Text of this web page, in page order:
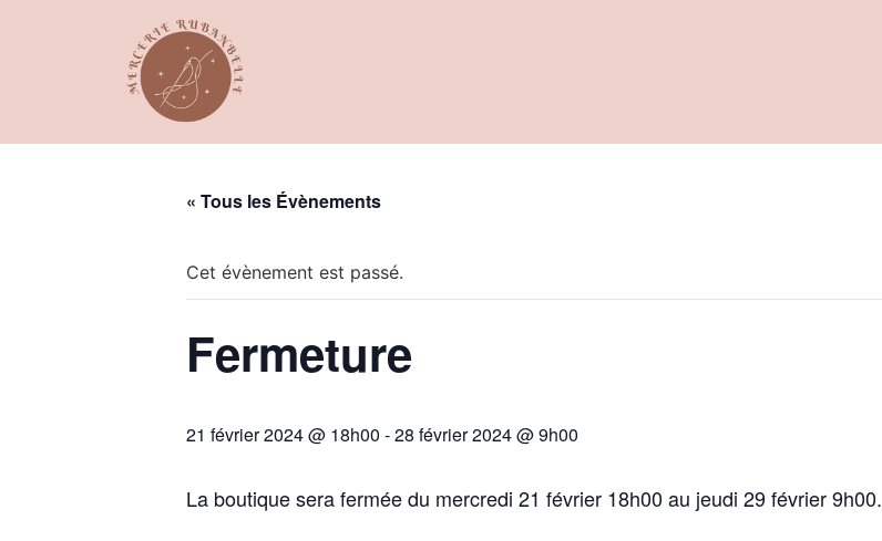
« Tous les Évènements
Cet évènement est passé.
Fermeture
21 février 2024 @ 18h00 -28 février 2024 @ 9h00
La boutique sera fermée du mercredi 21 février 18h00 au jeudi 29 février 9h00.